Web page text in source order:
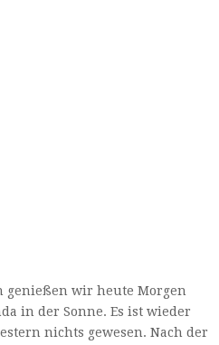
genießen wir heute Morgen
in der Sonne. Es ist wieder
nichts gewesen. Nach der